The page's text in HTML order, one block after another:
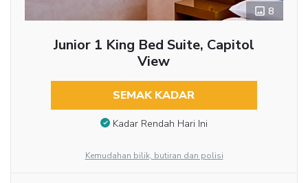
8
Junior 1 King Bed Suite, Capitol
View
SEMAK KADAR
Kadar Rendah Hari Ini
Kemudahan bilik, butiran dan polisi